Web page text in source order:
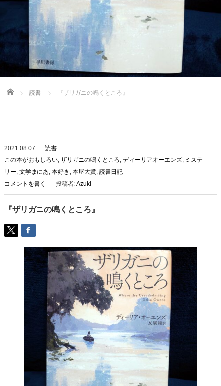
Home 読書 『ザリガニの鳴くところ』
2021.08.07
読書
この本がおもしろい, ザリガニの鳴くところ, ディーリアオーエンズ, ミステ
リー, 文学まにあ, 本好き , 本屋大賞, 読書日記
コメントを書く
投稿者: Azuki
『ザリガニの鳴くところ』